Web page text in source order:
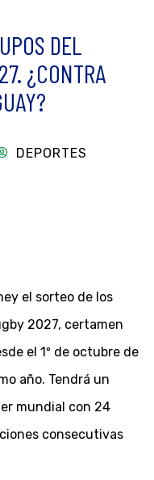
DEL
¿CONTRA
DEPORTES
el sorteo de los
2027, certamen
el 1º de octubre de
año. Tendrá un
mundial con 24
consecutivas